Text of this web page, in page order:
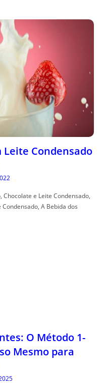
Condensado
e Leite Condensado,
A Bebida dos
O Método 1-
Mesmo para